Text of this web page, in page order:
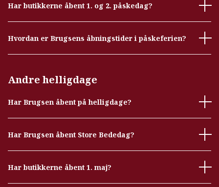
Har butikkerne åbent 1. og 2. påskedag?
Hvordan er Brugsens åbningstider i påskeferien?
Andre helligdage
Har Brugsen åbent på helligdage?
Har Brugsen åbent Store Bededag?
Har butikkerne åbent 1. maj?